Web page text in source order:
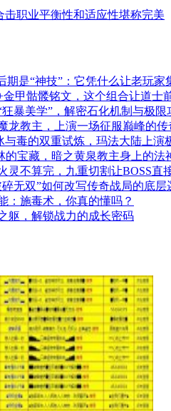
击职业平衡性和适应性堪称完美
期是“神技”：它凭什么让老玩家
甲骷髅铭文，这个组合让道士
暴美学”，解密石化机制与极限
龙教主，上演一场征服巅峰的传
与毒的双重试炼，玛法大陆上演
的宝藏，暗之黄泉教主身上的法
灵不算完，九重切割让BOSS直
无双”如何改写传奇战局的底层
：施毒术，你真的懂吗？
躯，解锁战力的成长密码